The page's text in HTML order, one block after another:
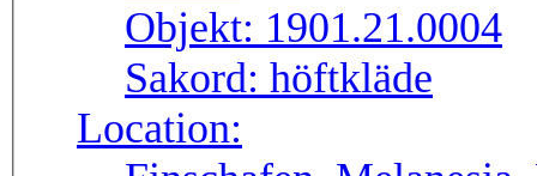
Objekt: 1901.21.0004
Sakord: höftkläde
Location: